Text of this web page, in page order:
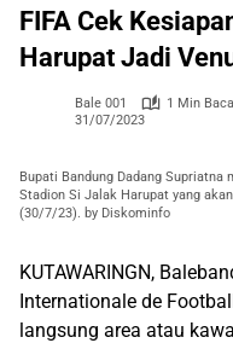
FIFA Cek
Harupat Jadi
Bale 001
1 Min Baca
31/07/2023
Bupati Bandung Dadang Supriatna
Stadion Si Jalak Harupat yang
(30/7/23). by Diskominfo
KUTAWARINGN,
Internationale de
langsung area atau